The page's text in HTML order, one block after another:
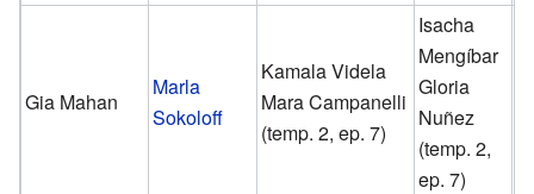
Gia Mahan
Marla
Sokoloff
Kamala Videla
Mara Campanelli
(temp. 2, ep. 7)
Isacha
Mengíbar
Gloria
Nuñez
(temp. 2,
ep. 7)